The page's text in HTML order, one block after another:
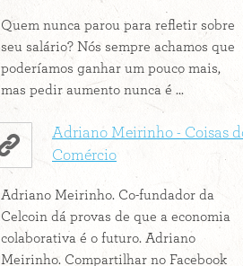
Quem nunca parou para refletir sobre
seu salário? Nós sempre achamos que
poderíamos ganhar um pouco mais,
mas pedir aumento nunca é ...
Adriano Meirinho - Coisas
Comércio
Adriano Meirinho. Co-fundador da
Celcoin dá provas de que a economia
colaborativa é o futuro. Adriano
Meirinho. Compartilhar no Facebook